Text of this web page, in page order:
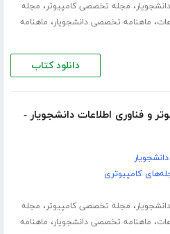
دانشجویار، مجله تخصصی کامپیوتر، مجله
، ماهنامه تخصصی دانشجویار، ماهنامه
دانلود کتاب
و فناوری اطلاعات دانشجویار -
کامپیوتری
دانشجویار، مجله تخصصی کامپیوتر، مجله
، ماهنامه تخصصی دانشجویار، ماهنامه